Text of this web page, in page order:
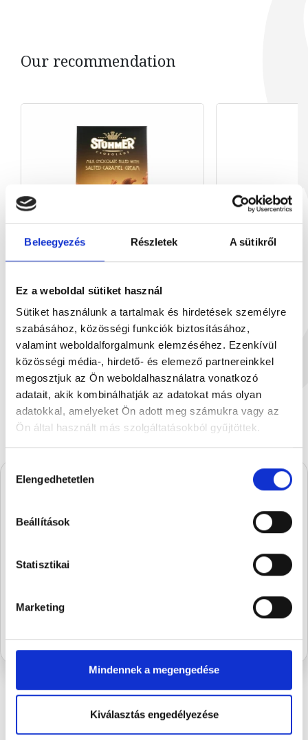
Beleegyezés Részletek A sütikről
Ez a weboldal sütiket használ
Sütiket használunk a tartalmak és hirdetések személyre
szabásához, közösségi funkciók biztosításához,
valamint weboldalforgalmunk elemzéséhez. Ezenkívül
közösségi média-, hirdető- és elemező partnereinkkel
megosztjuk az Ön weboldalhasználatra vonatkozó
adatait, akik kombinálhatják az adatokat más olyan
adatokkal, amelyeket Ön adott meg számukra vagy az
Ön által használt más szolgáltatásokból gyűjtöttek.
kiválasztása
Elengedhetetlen
Beállítások
Statisztikai
Marketing
Mindennek a megengedése
Kiválasztás engedélyezése
Our recommendation
Salted caramel milk chocol...
100 g
€5.93
White
készül valami.
szezon legédesebb újdonságairól.